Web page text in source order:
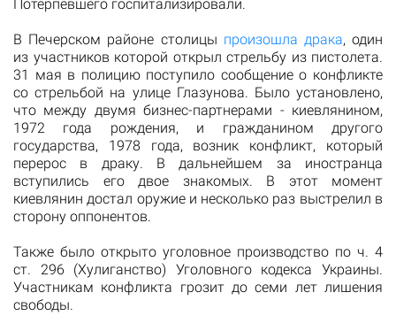
Потерпевшего госпитализировали.
В Печерском районе столицы произошла драка, один
из участников которой открыл стрельбу из пистолета.
31 мая в полицию поступило сообщение о конфликте
со стрельбой на улице Глазунова. Было установлено,
что между двумя бизнес-партнерами - киевлянином,
1972 года рождения, и гражданином другого
государства, 1978 года, возник конфликт, который
перерос в драку. В дальнейшем за иностранца
вступились его двое знакомых. В этот момент
киевлянин достал оружие и несколько раз выстрелил в
сторону оппонентов.
Также было открыто уголовное производство по ч. 4
ст. 296 (Хулиганство) Уголовного кодекса Украины.
Участникам конфликта грозит до семи лет лишения
свободы.